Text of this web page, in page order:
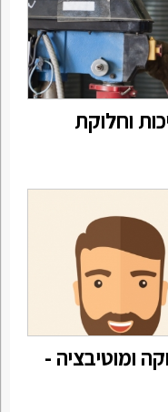
וחלוקת
ומוטיבציה -